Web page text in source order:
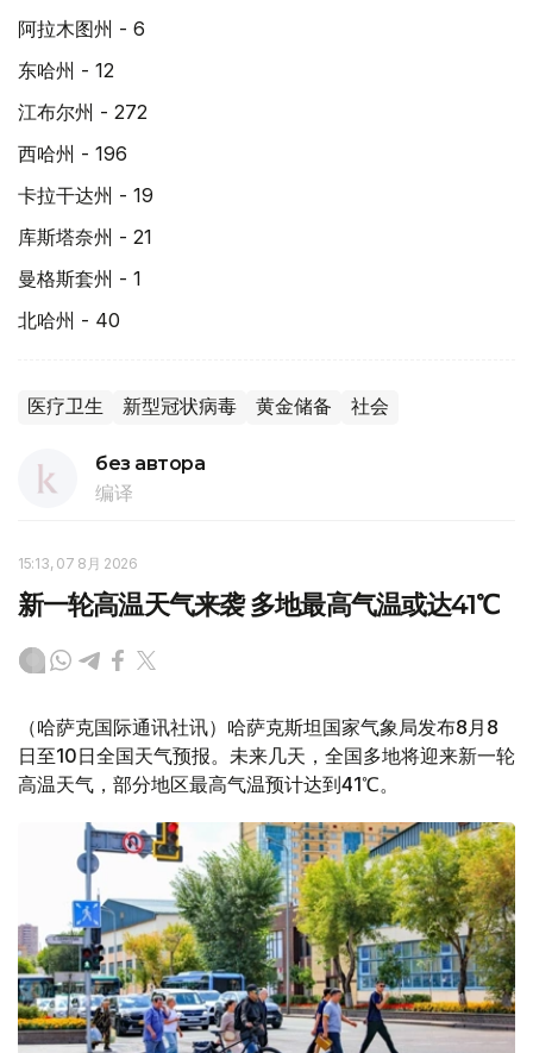
阿拉木图州 - 6
东哈州 - 12
江布尔州 - 272
西哈州 - 196
卡拉干达州 - 19
库斯塔奈州 - 21
曼格斯套州 - 1
北哈州 - 40
医疗卫生 新型冠状病毒 黄金储备 社会
без автора
编译
15:13, 07 8月 2026
新一轮高温天气来袭 多地最高气温或达41℃
（哈萨克国际通讯社讯）哈萨克斯坦国家气象局发布8月8
日至10日全国天气预报。未来几天，全国多地将迎来新一轮
高温天气，部分地区最高气温预计达到41℃。